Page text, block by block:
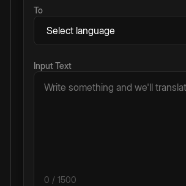
To
Input Text
0 / 1500